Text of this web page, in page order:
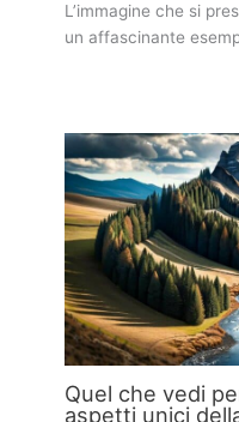
L’immagine che si
un affascinante
Quel che vedi
aspetti unici